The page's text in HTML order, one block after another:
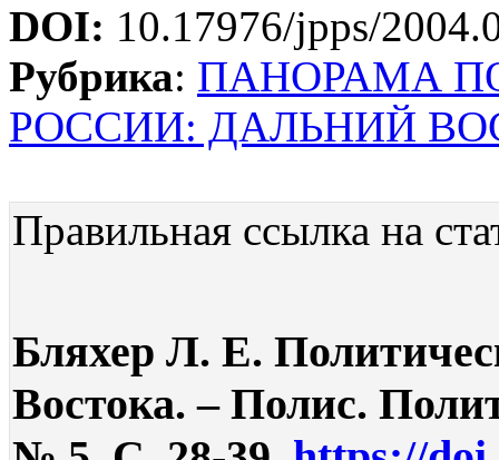
DOI: 10.17976/jpps/
Рубрика: ПАНОРАМА
РОССИИ: ДАЛЬНИЙ
Правильная ссылка на
Бляхер Л. Е.
Востока. – Полис.